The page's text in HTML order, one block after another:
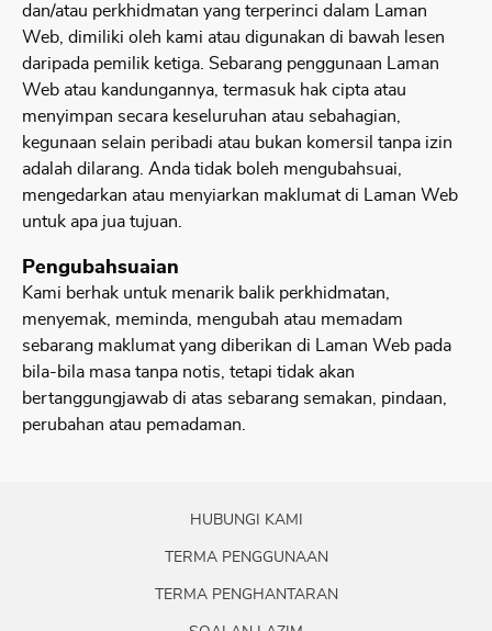
dan/atau perkhidmatan yang terperinci dalam Laman
Web, dimiliki oleh kami atau digunakan di bawah lesen
daripada pemilik ketiga. Sebarang penggunaan Laman
Web atau kandungannya, termasuk hak cipta atau
menyimpan secara keseluruhan atau sebahagian,
kegunaan selain peribadi atau bukan komersil tanpa izin
adalah dilarang. Anda tidak boleh mengubahsuai,
mengedarkan atau menyiarkan maklumat di Laman Web
untuk apa jua tujuan.
Pengubahsuaian
Kami berhak untuk menarik balik perkhidmatan,
menyemak, meminda, mengubah atau memadam
sebarang maklumat yang diberikan di Laman Web pada
bila-bila masa tanpa notis, tetapi tidak akan
bertanggungjawab di atas sebarang semakan, pindaan,
perubahan atau pemadaman.
HUBUNGI KAMI
TERMA PENGGUNAAN
TERMA PENGHANTARAN